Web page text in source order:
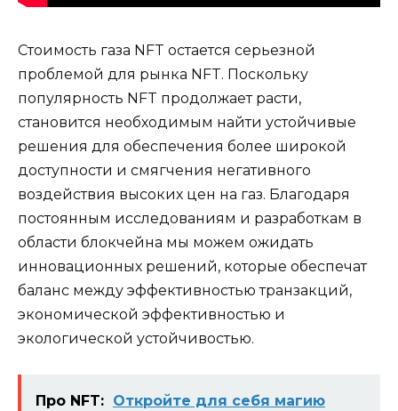
Стоимость газа NFT остается серьезной
проблемой для рынка NFT. Поскольку
популярность NFT продолжает расти,
становится необходимым найти устойчивые
решения для обеспечения более широкой
доступности и смягчения негативного
воздействия высоких цен на газ. Благодаря
постоянным исследованиям и разработкам в
области блокчейна мы можем ожидать
инновационных решений, которые обеспечат
баланс между эффективностью транзакций,
экономической эффективностью и
экологической устойчивостью.
Про NFT: Откройте для себя магию